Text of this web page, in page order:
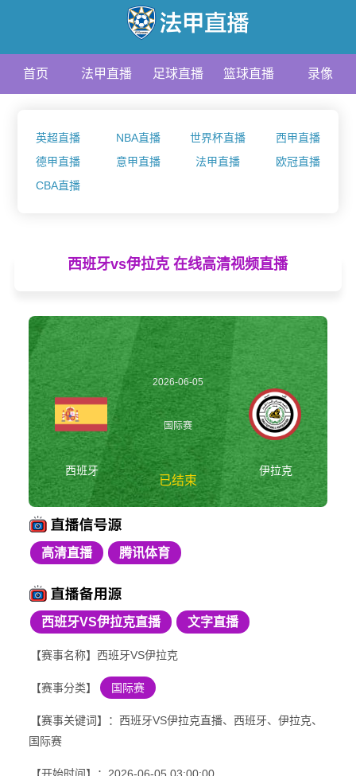
首页 法甲直播 足球直播 篮球直播 录像
英超直播 NBA直播 世界杯直播
西甲直播
德甲直播
意甲直播 法甲直播
欧冠直播
CBA直播
西班牙vs伊拉克 在线高清视频直播
西班牙
2026-06-05
03:00:00
国际赛
已结束
伊拉克
高清直播 腾讯体育
西班牙VS伊拉克直播 文字直播
【赛事名称】西班牙VS伊拉克
【赛事分类】 国际赛
【赛事关键词】：西班牙VS伊拉克直播、西班牙、伊拉克、
国际赛